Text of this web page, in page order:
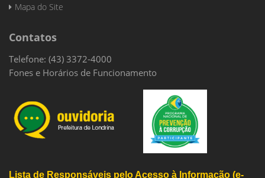
Mapa do Site
Contatos
Telefone: (43) 3372-4000
Fones e Horários de Funcionamento
Lista de Responsáveis pelo Acesso à Informação (e-